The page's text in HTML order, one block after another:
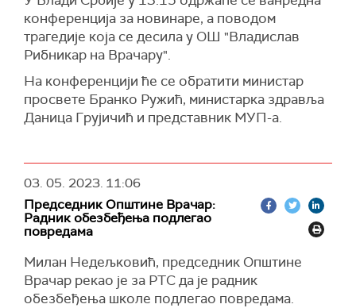
конференција за новинаре, а поводом
трагедије која се десила у ОШ "Владислав
Рибникар на Врачару".
На конференцији ће се обратити министар
просвете Бранко Ружић, министарка здравља
Даница Грујичић и представник МУП-а.
03. 05. 2023. 11:06
Председник Општине Врачар:
Радник обезбеђења подлегао
повредама
Милан Недељковић, председник Општине
Врачар рекао је за РТС да је радник
обезбеђења школе подлегао повредама.